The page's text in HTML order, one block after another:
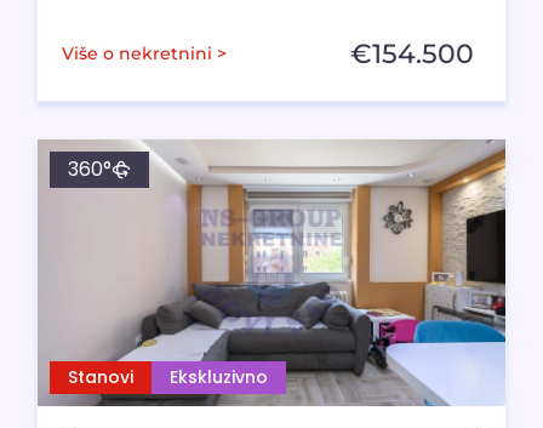
Više o nekretnini > €154.500
Stanovi Ekskluzivno
360°